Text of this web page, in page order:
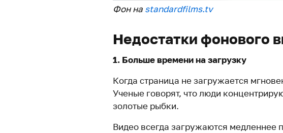
Фон на standardfilms.tv
Недостатки фонового
1. Больше времени на загрузку
Когда страница не загружается
Ученые говорят, что люди
золотые рыбки.
Видео всегда загружаются медленнее